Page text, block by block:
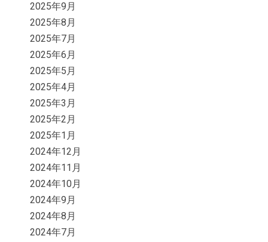
2025年9月
2025年8月
2025年7月
2025年6月
2025年5月
2025年4月
2025年3月
2025年2月
2025年1月
2024年12月
2024年11月
2024年10月
2024年9月
2024年8月
2024年7月